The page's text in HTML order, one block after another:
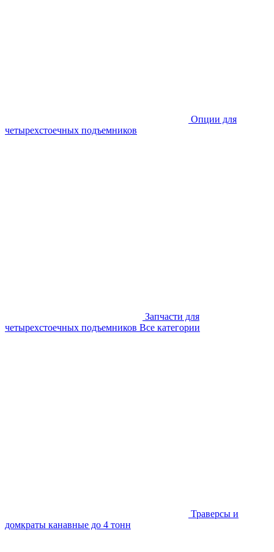
Опции для
четырехстоечных подъемников
Запчасти для
четырехстоечных подъемников Все категории
Траверсы и
домкраты канавные до 4 тонн